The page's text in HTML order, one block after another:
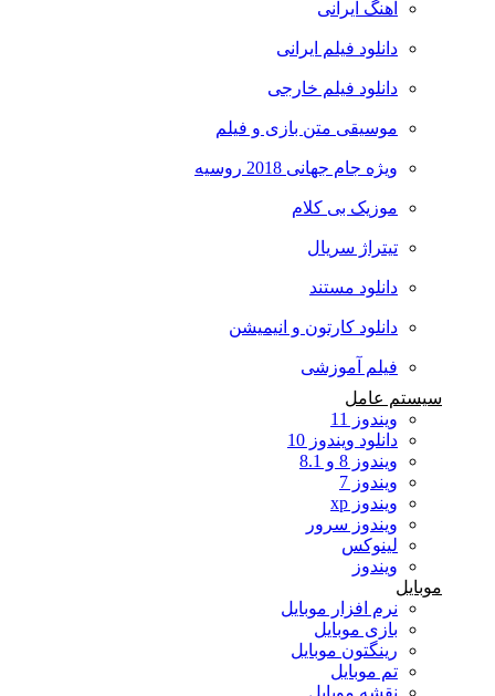
آهنگ ایرانی
دانلود فیلم ایرانی
دانلود فیلم خارجی
موسیقی متن بازی و فیلم
ویژه جام جهانی 2018 روسیه
موزیک بی کلام
تیتراژ سریال
دانلود مستند
دانلود کارتون و انیمیشن
فیلم آموزشی
سیستم عامل
ویندوز 11
دانلود ویندوز 10
ویندوز 8 و 8.1
ویندوز 7
ویندوز xp
ویندوز سرور
لینوکس
ویندوز
موبایل
نرم افزار موبایل
بازی موبایل
رینگتون موبایل
تم موبایل
نقشه موبایل